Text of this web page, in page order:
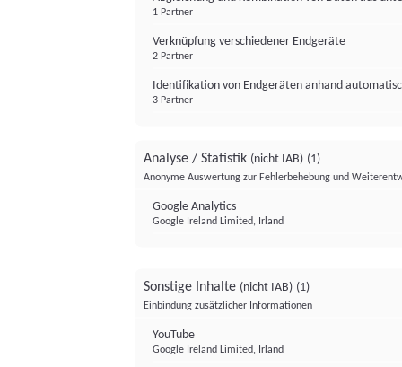
1 Partner
Verknüpfung verschiedener Endgeräte
2 Partner
Identifikation von Endgeräten anhand
3 Partner
Analyse / Statistik (nicht IAB) (1)
Anonyme Auswertung zur Fehlerbehebung und
Google Analytics
Google Ireland Limited, Irland
Sonstige Inhalte (nicht IAB) (1)
Einbindung zusätzlicher Informationen
YouTube
Google Ireland Limited, Irland